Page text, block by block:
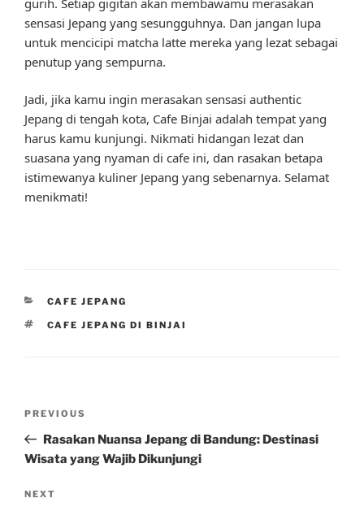
sensasi Jepang yang sesungguhnya. Dan jangan lupa
untuk mencicipi matcha latte mereka yang lezat sebagai
penutup yang sempurna.
Jadi, jika kamu ingin merasakan sensasi authentic
Jepang di tengah kota, Cafe Binjai adalah tempat yang
harus kamu kunjungi. Nikmati hidangan lezat dan
suasana yang nyaman di cafe ini, dan rasakan betapa
istimewanya kuliner Jepang yang sebenarnya. Selamat
menikmati!
CATEGORIES
CAFE JEPANG
TAGS
CAFE JEPANG DI BINJAI
Previous
Post
PREVIOUS
Rasakan Nuansa Jepang di Bandung: Destinasi
Wisata yang Wajib Dikunjungi
Next
NEXT